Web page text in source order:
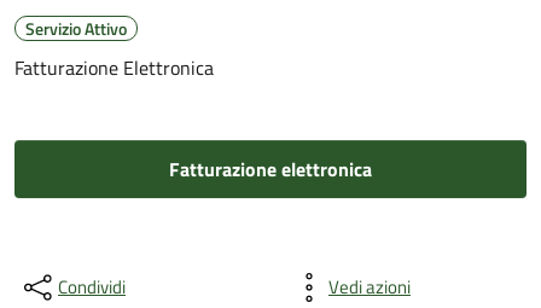
Servizio Attivo
Fatturazione Elettronica
Fatturazione elettronica
Condividi Vedi azioni